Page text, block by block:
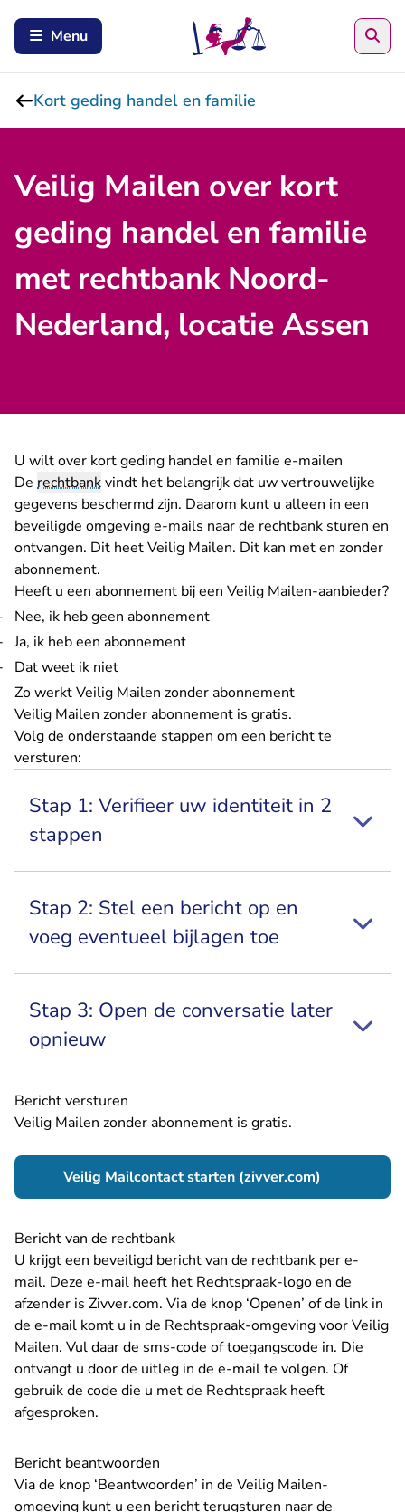
Menu
Kort geding handel en familie
Veilig Mailen over kort
geding handel en familie
met rechtbank Noord-
Nederland, locatie Assen
U wilt over kort geding handel en familie e-mailen
De rechtbankvindt het belangrijk dat uw vertrouwelijke
gegevens beschermd zijn. Daarom kunt u alleen in een
beveiligde omgeving e-mails naar de rechtbank sturen en
ontvangen. Dit heet Veilig Mailen. Dit kan met en zonder
abonnement.
Heeft u een abonnement bij een Veilig Mailen-aanbieder?
Nee, ik heb geen abonnement
Ja, ik heb een abonnement
Dat weet ik niet
Zo werkt Veilig Mailen zonder abonnement
Veilig Mailen zonder abonnement is gratis.
Volg de onderstaande stappen om een bericht te
versturen:
Stap 1: Verifieer uw identiteit in 2
stappen
Stap 2: Stel een bericht op en
voeg eventueel bijlagen toe
Stap 3: Open de conversatie later
opnieuw
Bericht versturen
Veilig Mailen zonder abonnement is gratis.
Veilig Mailcontact starten (zivver.com)- U verlaat
Bericht van de rechtbank
U krijgt een beveiligd bericht van de rechtbank per e-
mail. Deze e-mail heeft het Rechtspraak-logo en de
afzender is Zivver.com. Via de knop ‘Openen’ of de link in
de e-mail komt u in de Rechtspraak-omgeving voor Veilig
Mailen. Vul daar de sms-code of toegangscode in. Die
ontvangt u door de uitleg in de e-mail te volgen. Of
gebruik de code die u met de Rechtspraak heeft
afgesproken.
Bericht beantwoorden
Via de knop ‘Beantwoorden’ in de Veilig Mailen-
omgeving kunt u een bericht terugsturen naar de